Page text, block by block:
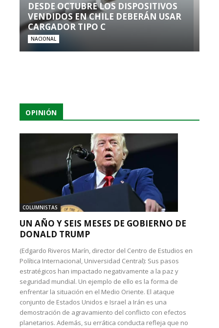
DESDE OCTUBRE LOS DISPOSITIVOS
VENDIDOS EN CHILE DEBERÁN USAR
CARGADOR TIPO C
NACIONAL
OPINIÓN
COLUMNISTAS
UN AÑO Y SEIS MESES DE GOBIERNO DE
DONALD TRUMP
(Edgardo Riveros Marín, director del Centro de Estudios en
Política Internacional, Universidad Central): Sus pasos
estratégicos han impactado negativamente a la paz y
seguridad mundial. Un ejemplo de ello es la forma de
enfrentar la situación en el Medio Oriente. El ataque
conjunto de Estados Unidos e Israel a Irán es una
demostración de agravamiento del conflicto con efectos
planetarios. Además, su errática conducta refleja que no